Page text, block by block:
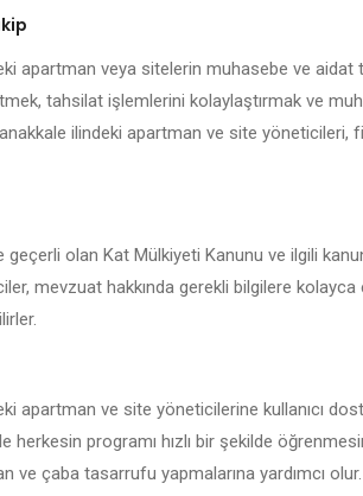
apartman veya sitelerin muhasebe ve
tahsilat işlemlerini kolaylaştırmak ve
ilindeki apartman ve site
geçerli olan Kat Mülkiyeti Kanunu ve ilgili
mevzuat hakkında gerekli bilgilere
apartman ve site yöneticilerine kullanıcı
herkesin programı hızlı bir şekilde
ve çaba tasarrufu yapmalarına yardımcı olur.